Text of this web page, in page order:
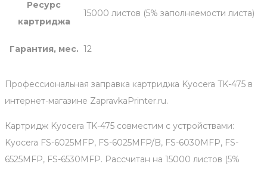
Ресурс
картриджа
15000 листов (5% заполняемости листа)
Гарантия, мес. 12
Профессиональная заправка картриджа Kyocera TK-475 в
интернет-магазине ZapravkaPrinter.ru.
Картридж Kyocera TK-475 совместим с устройствами:
Kyocera FS-6025MFP, FS-6025MFP/B, FS-6030MFP, FS-
6525MFP, FS-6530MFP. Рассчитан на 15000 листов (5%